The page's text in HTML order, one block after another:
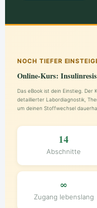
NOCH TIEFER
Online-Kurs:
Das eBook ist dein Einstieg. Der
detaillierter Labordiagnostik,
um deinen Stoffwechsel
14
Abschnitte
∞
Zugang lebenslang